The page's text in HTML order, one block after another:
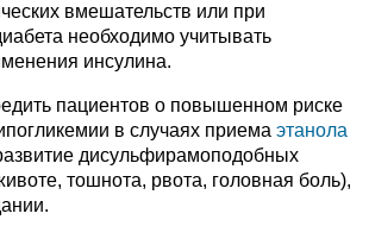
вмешательств или при
необходимо учитывать
инсулина.
пациентов о повышенном риске
в случаях приема этанола
дисульфирамоподобных
тошнота, рвота, головная боль),